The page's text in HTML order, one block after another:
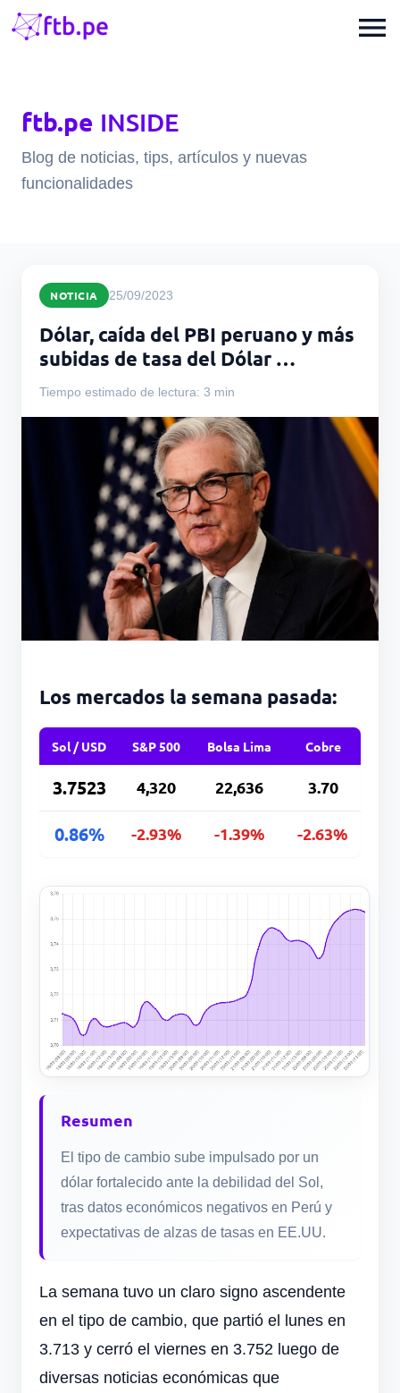
menu
ftb.pe INSIDE
Blog de noticias, tips, artículos y nuevas
funcionalidades
NOTICIA 25/09/2023
Dólar, caída del PBI peruano y más
subidas de tasa del Dólar …
Tiempo estimado de lectura: 3 min
Los mercados la semana pasada:
Sol / USD S&P 500 Bolsa Lima Cobre
3.7523 4,320 22,636 3.70
0.86% -2.93% -1.39% -2.63%
Resumen
El tipo de cambio sube impulsado por un
dólar fortalecido ante la debilidad del Sol,
tras datos económicos negativos en Perú y
expectativas de alzas de tasas en EE.UU.
La semana tuvo un claro signo ascendente
en el tipo de cambio, que partió el lunes en
3.713 y cerró el viernes en 3.752 luego de
diversas noticias económicas que